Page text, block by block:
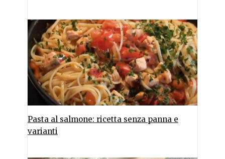
Pasta al salmone: ricetta senza panna e
varianti